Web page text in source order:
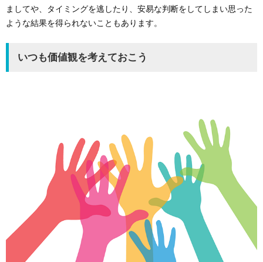
ましてや、タイミングを逃したり、安易な判断をしてしまい思った
ような結果を得られないこともあります。
いつも価値観を考えておこう